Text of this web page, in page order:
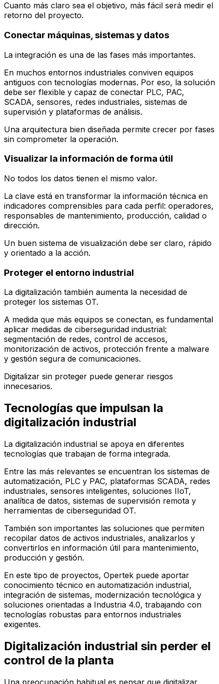
Cuanto más claro sea el objetivo, más fácil será medir el
retorno del proyecto.
Conectar máquinas, sistemas y datos
La integración es una de las fases más importantes.
En muchos entornos industriales conviven equipos
antiguos con tecnologías modernas. Por eso, la solución
debe ser flexible y capaz de conectar PLC, PAC,
SCADA, sensores, redes industriales, sistemas de
supervisión y plataformas de análisis.
Una arquitectura bien diseñada permite crecer por fases
sin comprometer la operación.
Visualizar la información de forma útil
No todos los datos tienen el mismo valor.
La clave está en transformar la información técnica en
indicadores comprensibles para cada perfil: operadores,
responsables de mantenimiento, producción, calidad o
dirección.
Un buen sistema de visualización debe ser claro, rápido
y orientado a la acción.
Proteger el entorno industrial
La digitalización también aumenta la necesidad de
proteger los sistemas OT.
A medida que más equipos se conectan, es fundamental
aplicar medidas de ciberseguridad industrial:
segmentación de redes, control de accesos,
monitorización de activos, protección frente a malware
y gestión segura de comunicaciones.
Digitalizar sin proteger puede generar riesgos
innecesarios.
Tecnologías que impulsan la
digitalización industrial
La digitalización industrial se apoya en diferentes
tecnologías que trabajan de forma integrada.
Entre las más relevantes se encuentran los sistemas de
automatización, PLC y PAC, plataformas SCADA, redes
industriales, sensores inteligentes, soluciones IIoT,
analítica de datos, sistemas de supervisión remota y
herramientas de ciberseguridad OT.
También son importantes las soluciones que permiten
recopilar datos de activos industriales, analizarlos y
convertirlos en información útil para mantenimiento,
producción y gestión.
En este tipo de proyectos, Opertek puede aportar
conocimiento técnico en automatización industrial,
integración de sistemas, modernización tecnológica y
soluciones orientadas a Industria 4.0, trabajando con
tecnologías robustas para entornos industriales
exigentes.
Digitalización industrial sin perder el
control de la planta